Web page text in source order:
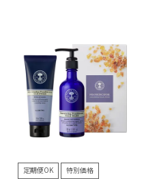
定期便OK 特別価格